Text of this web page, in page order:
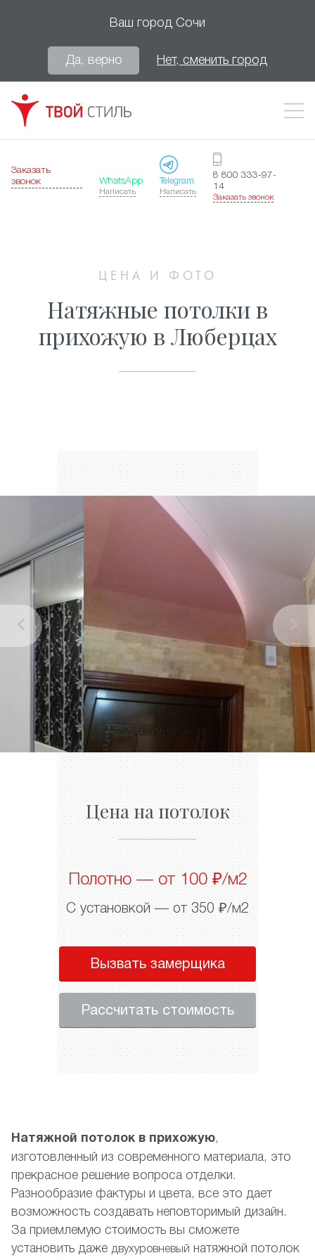
Ваш город Сочи
Да, верно Нет, сменить город
Заказать
звонок
WhatsApp
Написать
Telegram
Написать
8 800 333-97-
14
Заказать звонок
ЦЕНА И ФОТО
Натяжные потолки в
прихожую в Люберцах
Цена на потолок
Полотно — от 100 ₽/м2
С установкой — от 350 ₽/м2
Вызвать замерщика
Рассчитать стоимость
Натяжной потолок в прихожую,
изготовленный из современного материала, это
прекрасное решение вопроса отделки.
Разнообразие фактуры и цвета, все это дает
возможность создавать неповторимый дизайн.
За приемлемую стоимость вы сможете
установить даже двухуровневый натяжной потолок